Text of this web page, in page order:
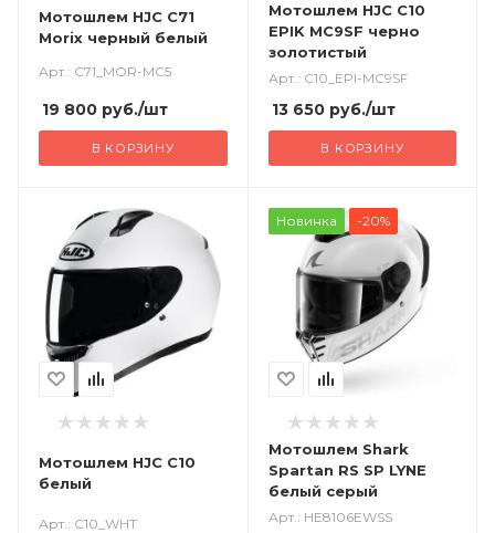
Мотошлем HJC C71
Morix черный белый
Арт.: C71_MOR-MC5
19 800 руб./шт
В КОРЗИНУ
Мотошлем HJC C10
EPIK MC9SF черно
золотистый
Арт.: C10_EPI-MC9SF
13 650руб./шт
В КОРЗИНУ
Мотошлем HJC C10
белый
Арт.: C10_WHT
Новинка -20%
Мотошлем Shark
Spartan RS SP LYNE
белый серый
Арт.: HE8106EWSS